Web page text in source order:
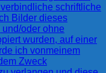
schriftliche
Bilder dieses
und/oder ohne
wurden, auf einer
ich vonmeinem
Zweck